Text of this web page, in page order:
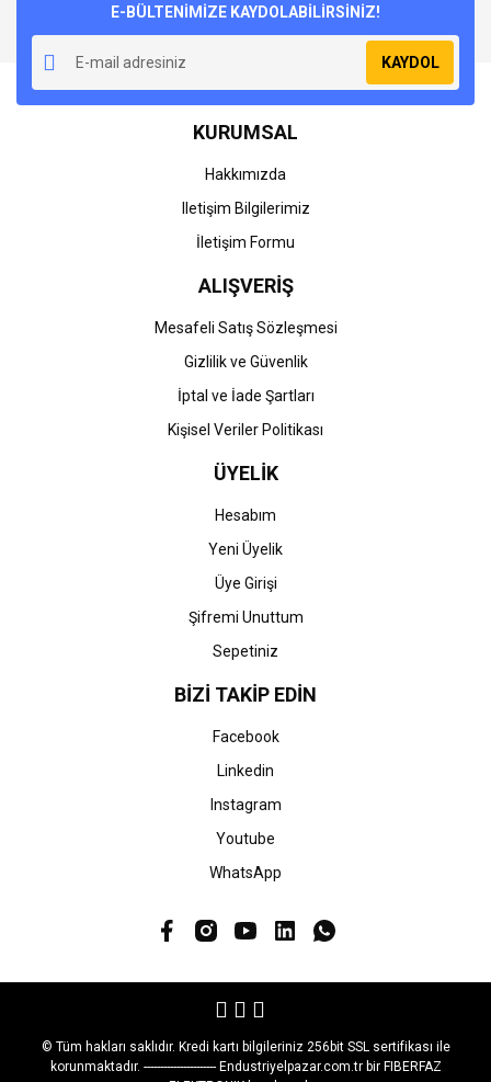
E-BÜLTENİMİZE KAYDOLABİLİRSİNİZ!
KAYDOL
KURUMSAL
Hakkımızda
Iletişim Bilgilerimiz
İletişim Formu
ALIŞVERİŞ
Mesafeli Satış Sözleşmesi
Gizlilik ve Güvenlik
İptal ve İade Şartları
Kişisel Veriler Politikası
ÜYELİK
Hesabım
Yeni Üyelik
Üye Girişi
Şifremi Unuttum
Sepetiniz
BİZİ TAKİP EDİN
Facebook
Linkedin
Instagram
Youtube
WhatsApp
© Tüm hakları saklıdır. Kredi kartı bilgileriniz 256bit SSL sertifikası ile
korunmaktadır. ---------------------- Endustriyelpazar.com.tr bir FIBERFAZ